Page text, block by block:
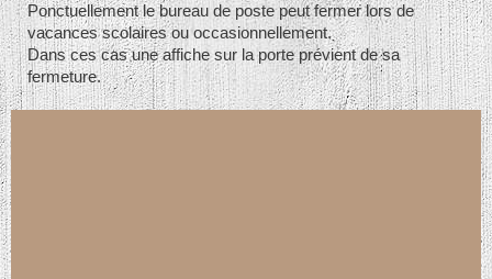
Ponctuellement le bureau de poste peut fermer lors de
vacances scolaires ou occasionnellement.
Dans ces cas une affiche sur la porte prévient de sa
fermeture.